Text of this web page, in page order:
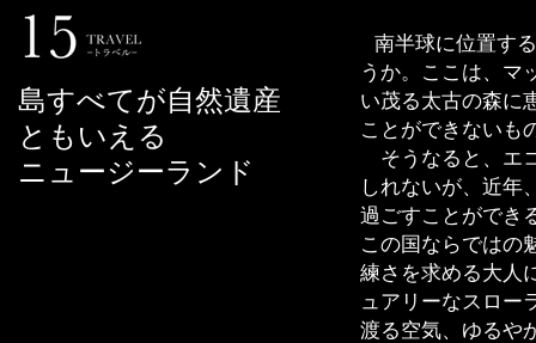
島すべてが自然遺産
ともいえる
ニュージーランド
南半球に位置す
うか。ここは、マ
い茂る太古の森に
ことができないも
そうなると、エ
しれないが、近年
過ごすことができ
この国ならではの
練さを求める大人
ュアリーなスロー
渡る空気、ゆるや